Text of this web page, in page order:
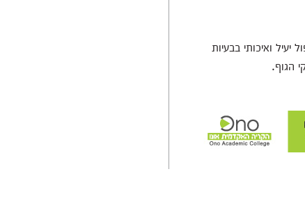
יעיל ואיכותי בבעיות
הגוף.